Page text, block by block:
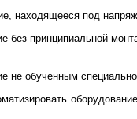
находящееся под
без принципиальной
не обученным